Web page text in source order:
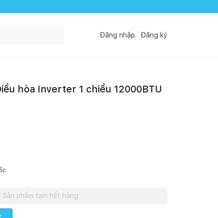
Đăng nhập Đăng ký
hòa Inverter 1 chiều 12000BTU
Sản phẩm tạm hết hàng